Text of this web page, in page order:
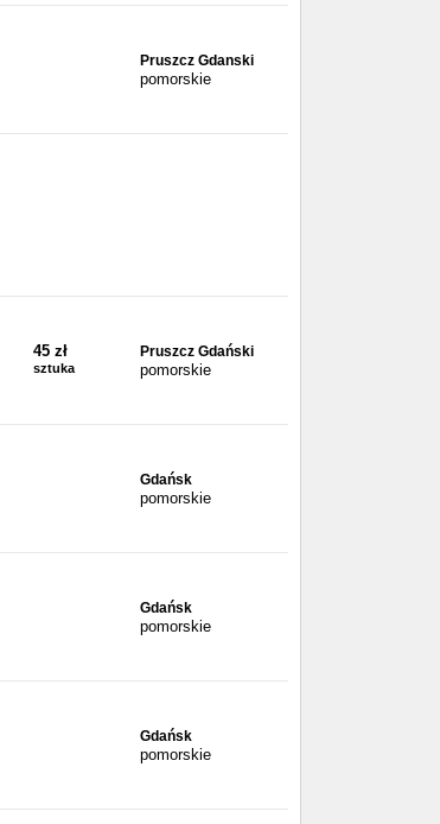
Pruszcz Gdanski
pomorskie
45 zł
sztuka
Pruszcz Gdański
pomorskie
Gdańsk
pomorskie
Gdańsk
pomorskie
Gdańsk
pomorskie